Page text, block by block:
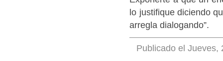
lo justifique diciendo
arregla dialogando”.
Publicado el Jueves,